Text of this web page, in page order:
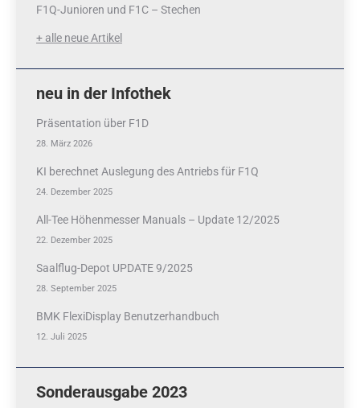
F1Q-Junioren und F1C – Stechen
+ alle neue Artikel
neu in der Infothek
Präsentation über F1D
28. März 2026
KI berechnet Auslegung des Antriebs für F1Q
24. Dezember 2025
All-Tee Höhenmesser Manuals – Update 12/2025
22. Dezember 2025
Saalflug-Depot UPDATE 9/2025
28. September 2025
BMK FlexiDisplay Benutzerhandbuch
12. Juli 2025
Sonderausgabe 2023